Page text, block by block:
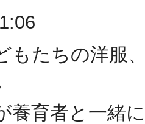
もたちの洋服
養育者と一緒